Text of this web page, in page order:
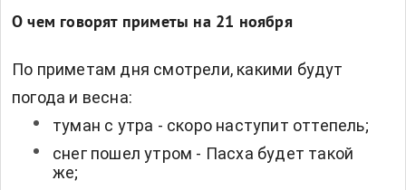
О чем говорят приметы на 21 ноября
По приметам дня смотрели, какими будут
погода и весна:
туман с утра - скоро наступит оттепель;
снег пошел утром - Пасха будет такой
же;